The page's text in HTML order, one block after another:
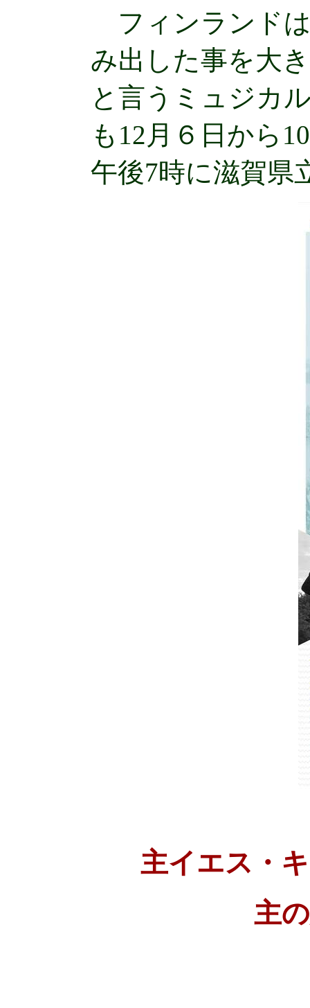
フィンランドは
み出した事を大
と言うミュジカ
も12月６日から
午後7時に滋賀県
主イエス・
主